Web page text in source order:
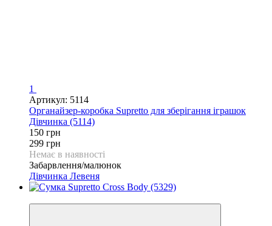
1
Артикул: 5114
Органайзер-коробка Supretto для зберігання іграшок
Дівчинка (5114)
150 грн
299 грн
Немає в наявності
Забарвлення/малюнок
Дівчинка Левеня